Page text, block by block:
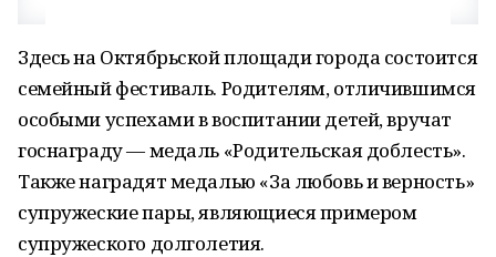
Здесь на Октябрьской площади города состоится
семейный фестиваль. Родителям, отличившимся
особыми успехами в воспитании детей, вручат
госнаграду — медаль «Родительская доблесть».
Также наградят медалью «За любовь и верность»
супружеские пары, являющиеся примером
супружеского долголетия.